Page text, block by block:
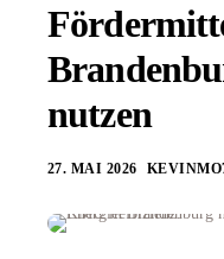
Blog
nutzen
27. MAI 2026